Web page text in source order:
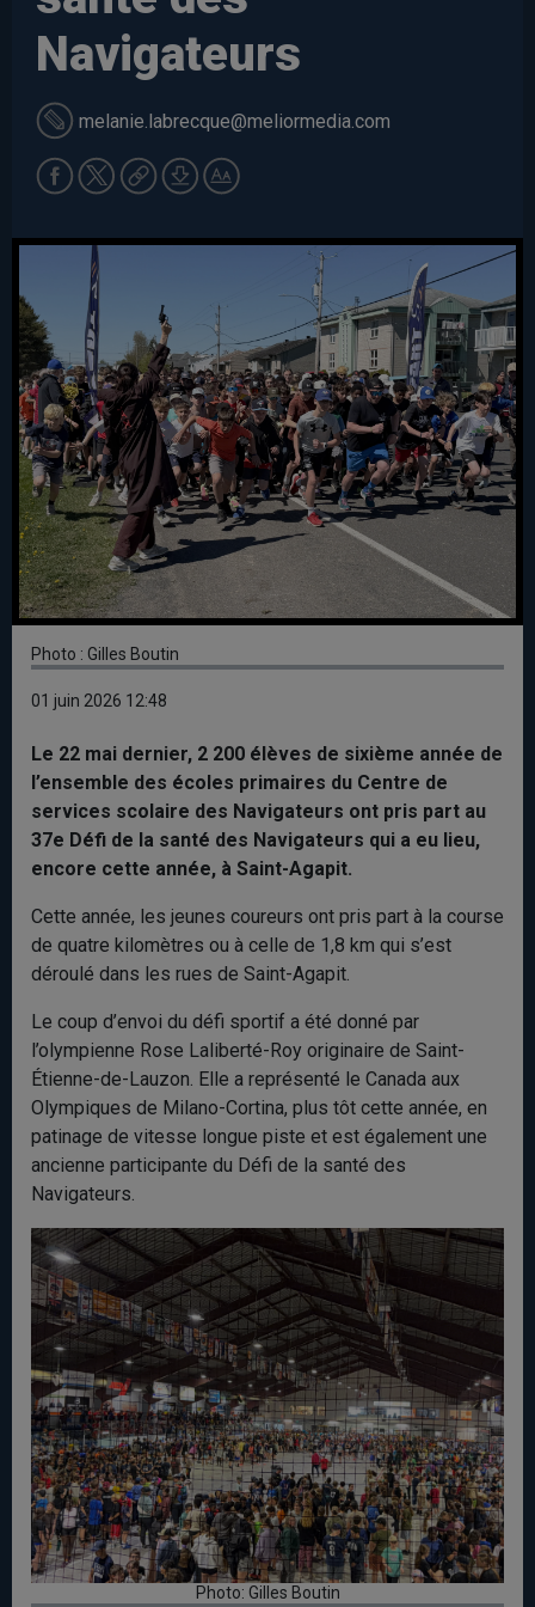
Navigateurs
melanie.labrecque@meliormedia.com
Photo : Gilles Boutin
01 juin 2026 12:48
Le 22 mai dernier, 2 200 élèves de sixième année de
l’ensemble des écoles primaires du Centre de
services scolaire des Navigateurs ont pris part au
37e Défi de la santé des Navigateurs qui a eu lieu,
encore cette année, à Saint-Agapit.
Cette année, les jeunes coureurs ont pris part à la course
de quatre kilomètres ou à celle de 1,8 km qui s’est
déroulé dans les rues de Saint-Agapit.
Le coup d’envoi du défi sportif a été donné par
l’olympienne Rose Laliberté-Roy originaire de Saint-
Étienne-de-Lauzon. Elle a représenté le Canada aux
Olympiques de Milano-Cortina, plus tôt cette année, en
patinage de vitesse longue piste et est également une
ancienne participante du Défi de la santé des
Navigateurs.
Photo: Gilles Boutin